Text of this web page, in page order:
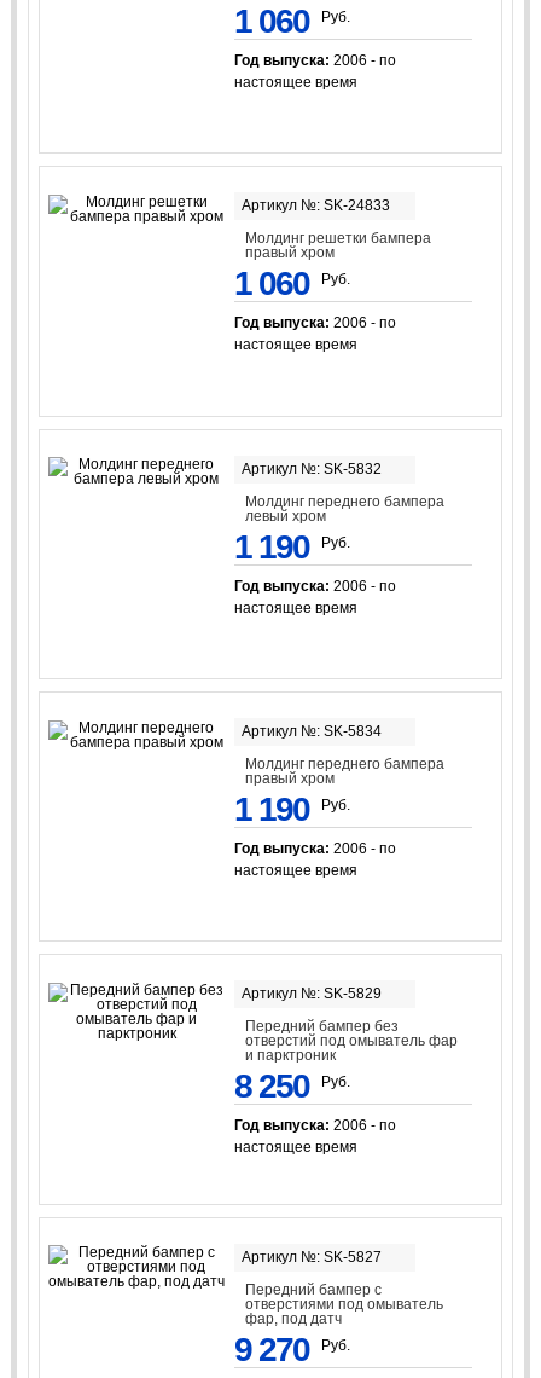
1 060 Руб.
Год выпуска: 2006 - по
настоящее время
Артикул №: SK-24833
Молдинг решетки бампера
правый хром
1 060 Руб.
Год выпуска: 2006 - по
настоящее время
Артикул №: SK-5832
Молдинг переднего бампера
левый хром
1 190 Руб.
Год выпуска: 2006 - по
настоящее время
Артикул №: SK-5834
Молдинг переднего бампера
правый хром
1 190 Руб.
Год выпуска: 2006 - по
настоящее время
Артикул №: SK-5829
Передний бампер без
отверстий под омыватель фар
и парктроник
8 250 Руб.
Год выпуска: 2006 - по
настоящее время
Артикул №: SK-5827
Передний бампер с
отверстиями под омыватель
фар, под датч
9 270 Руб.